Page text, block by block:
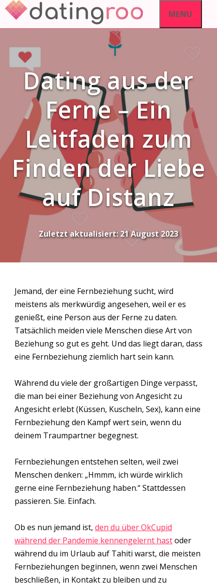
Skip
content
MENU
Dating aus der
Ferne – Ein
Leitfaden zum
Finden der Liebe
auf Distanz
Zuletzt aktualisiert:21 August 2023
Jemand, der eine Fernbeziehung sucht, wird
meistens als merkwürdig angesehen, weil er es
genießt, eine Person aus der Ferne zu daten.
Tatsächlich meiden viele Menschen diese Art von
Beziehung so gut es geht. Und das liegt daran, dass
eine Fernbeziehung ziemlich hart sein kann.
Während du viele der großartigen Dinge verpasst,
die man bei einer Beziehung von Angesicht zu
Angesicht erlebt (Küssen, Kuscheln, Sex), kann eine
Fernbeziehung den Kampf wert sein, wenn du
deinem Traumpartner begegnest.
Fernbeziehungen entstehen selten, weil zwei
Menschen denken: „Hmmm, ich würde wirklich
gerne eine Fernbeziehung haben.“ Stattdessen
passieren. Sie. Einfach.
Ob es nun jemand ist, den du über OkCupid
während der Pandemie kennengelernt hastoder
während du im Urlaub auf Tahiti warst, die meisten
Fernbeziehungen beginnen, wenn zwei Menschen
beschließen, in Kontakt zu bleiben und zu